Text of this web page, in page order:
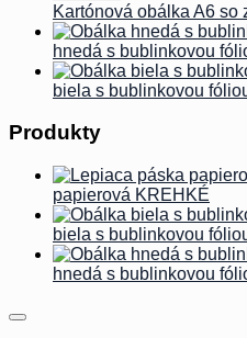
Kartónová obálka A6
hnedá s bublinkovou
biela s bublinkovou
Produkty
papierová KREHKÉ
biela s bublinkovou
hnedá s bublinkovou